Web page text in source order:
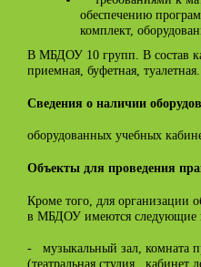
обеспечению
комплект,
В МБДОУ 10 групп. В состав
приемная, буфетная, туалетная.
Сведения о наличии
оборудованных учебных
Объекты для проведения
Кроме того, для организации
в МБДОУ имеются следующие
- музыкальный зал, комната
(театральная студия, кабинет